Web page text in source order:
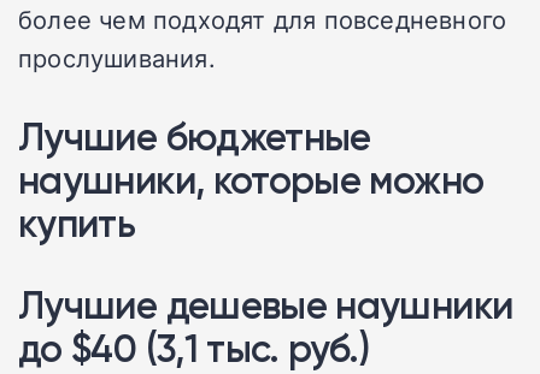
более чем подходят для повседневного
прослушивания.
Лучшие бюджетные
наушники, которые можно
купить
Лучшие дешевые наушники
до $40 (3,1 тыс. руб.)